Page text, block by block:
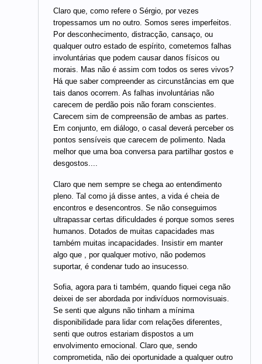
Claro que, como refere o Sérgio, por vezes
tropessamos um no outro. Somos seres imperfeitos.
Por desconhecimento, distracção, cansaço, ou
qualquer outro estado de espírito, cometemos falhas
involuntárias que podem causar danos físicos ou
morais. Mas não é assim com todos os seres vivos?
Há que saber compreender as circunstâncias em que
tais danos ocorrem. As falhas involuntárias não
carecem de perdão pois não foram conscientes.
Carecem sim de compreensão de ambas as partes.
Em conjunto, em diálogo, o casal deverá perceber os
pontos sensíveis que carecem de polimento. Nada
melhor que uma boa conversa para partilhar gostos e
desgostos....
Claro que nem sempre se chega ao entendimento
pleno. Tal como já disse antes, a vida é cheia de
encontros e desencontros. Se não conseguimos
ultrapassar certas dificuldades é porque somos seres
humanos. Dotados de muitas capacidades mas
também muitas incapacidades. Insistir em manter
algo que , por qualquer motivo, não podemos
suportar, é condenar tudo ao insucesso.
Sofia, agora para ti também, quando fiquei cega não
deixei de ser abordada por indivíduos normovisuais.
Se senti que alguns não tinham a mínima
disponibilidade para lidar com relações diferentes,
senti que outros estariam dispostos a um
envolvimento emocional. Claro que, sendo
comprometida, não dei oportunidade a qualquer outro